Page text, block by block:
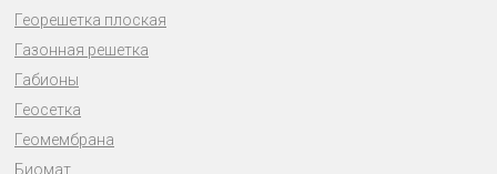
Георешетка плоская
Газонная решетка
Габионы
Геосетка
Геомембрана
Биомат